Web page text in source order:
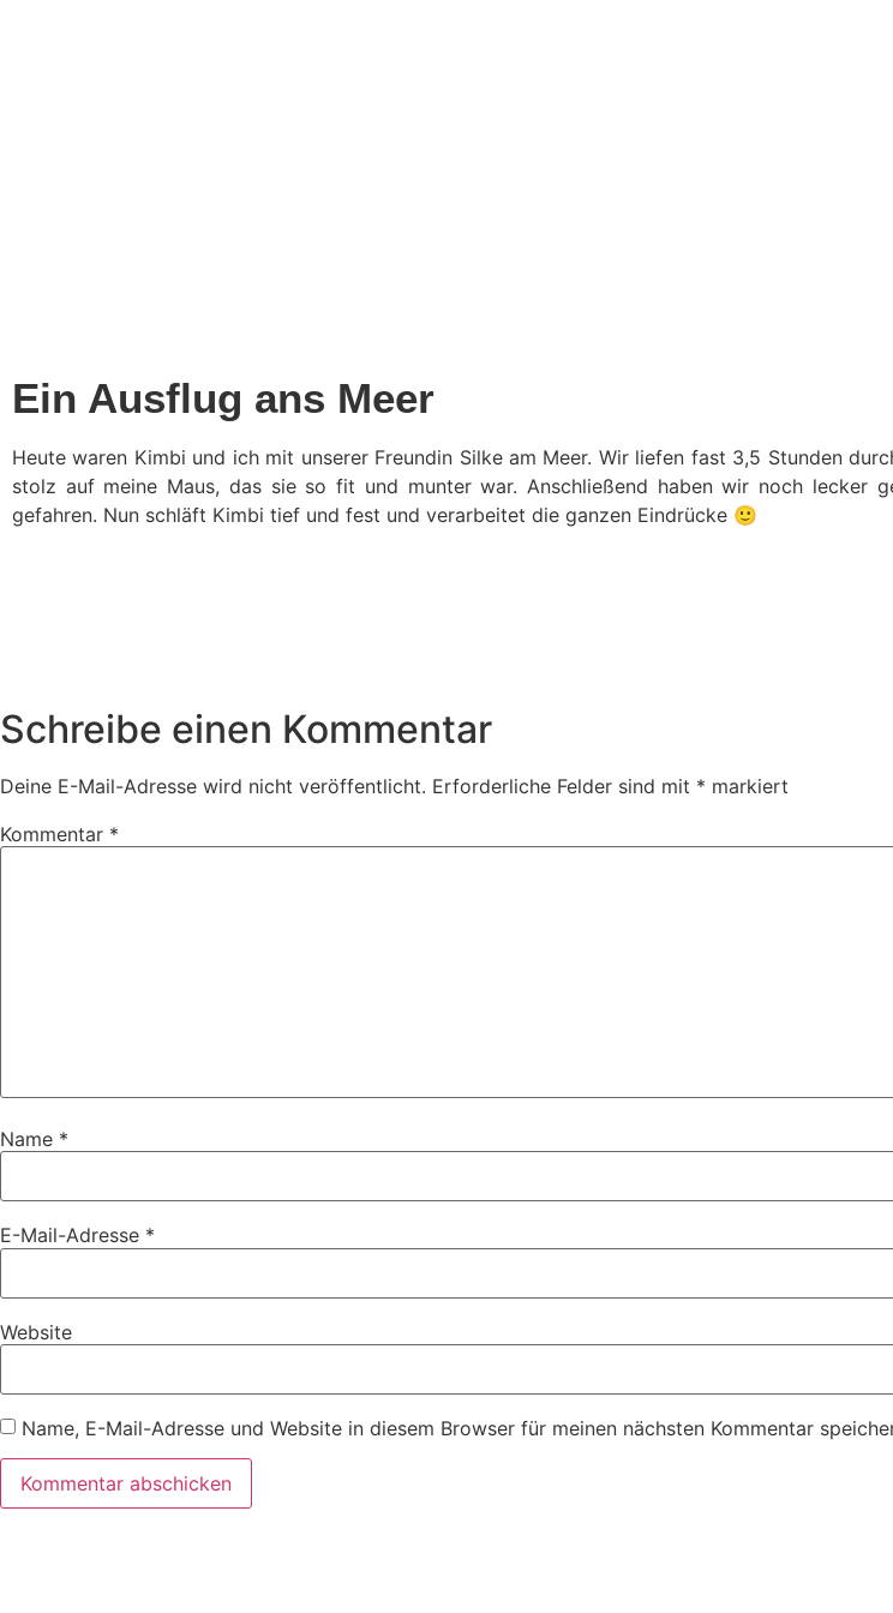
Ein Ausflug ans Meer
Heute waren Kimbi und ich mit unserer Freundin Silke am Meer. Wir liefen fast 3,5 Stunden
stolz auf meine Maus, das sie so fit und munter war. Anschließend haben wir noch lecker
gefahren. Nun schläft Kimbi tief und fest und verarbeitet die ganzen Eindrücke 🙂
Schreibe einen Kommentar
Deine E-Mail-Adresse wird nicht veröffentlicht. Erforderliche Felder sind mit * markiert
Kommentar *
Name *
E-Mail-Adresse *
Website
Name, E-Mail-Adresse und Website in diesem Browser für meinen nächsten Kommentar